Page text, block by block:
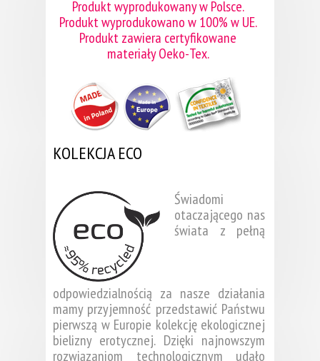
Produkt wyprodukowany w Polsce.
Produkt wyprodukowano w 100% w UE.
Produkt zawiera certyfikowane
materiały Oeko-Tex.
KOLEKCJA ECO
Świadomi
otaczającego nas
świata z pełną
odpowiedzialnością za nasze działania
mamy przyjemność przedstawić Państwu
pierwszą w Europie kolekcję ekologicznej
bielizny erotycznej. Dzięki najnowszym
rozwiązaniom technologicznym udało